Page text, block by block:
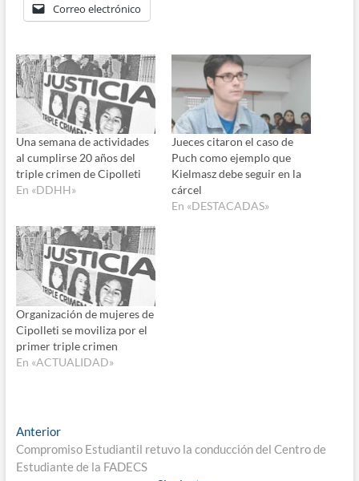
Correo electrónico
Una semana de actividades
al cumplirse 20 años del
triple crimen de Cipolleti
En «DDHH»
Jueces citaron el caso de
Puch como ejemplo que
Kielmasz debe seguir en la
cárcel
En «DESTACADAS»
Organización de mujeres de
Cipolleti se moviliza por el
primer triple crimen
En «ACTUALIDAD»
Navegación
de
AnteriorEntrada
anterior:
Compromiso Estudiantil retuvo la conducción del Centro de
Estudiante de la FADECS